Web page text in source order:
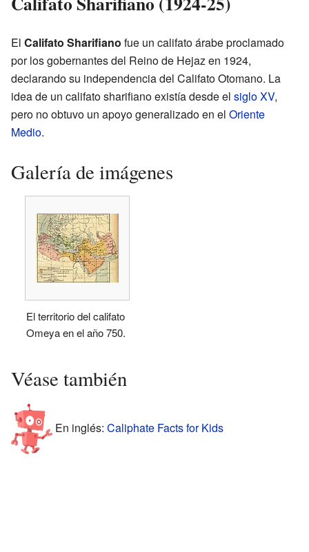
El Califato Sharifiano fue un califato árabe proclamado
por los gobernantes del Reino de Hejaz en 1924,
declarando su independencia del Califato Otomano. La
idea de un califato sharifiano existía desde el siglo XV,
pero no obtuvo un apoyo generalizado en el Oriente
Medio.
Galería de imágenes
El territorio del califato
Omeya en el año 750.
Véase también
En inglés: Caliphate Facts for Kids